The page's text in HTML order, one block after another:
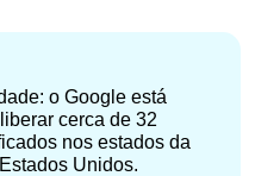
o Google está
cerca de 32
nos estados da
Unidos.